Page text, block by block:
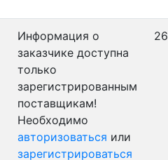
Информация о
заказчике доступна
только
зарегистрированным
поставщикам!
Необходимо
авторизоваться или
зарегистрироваться